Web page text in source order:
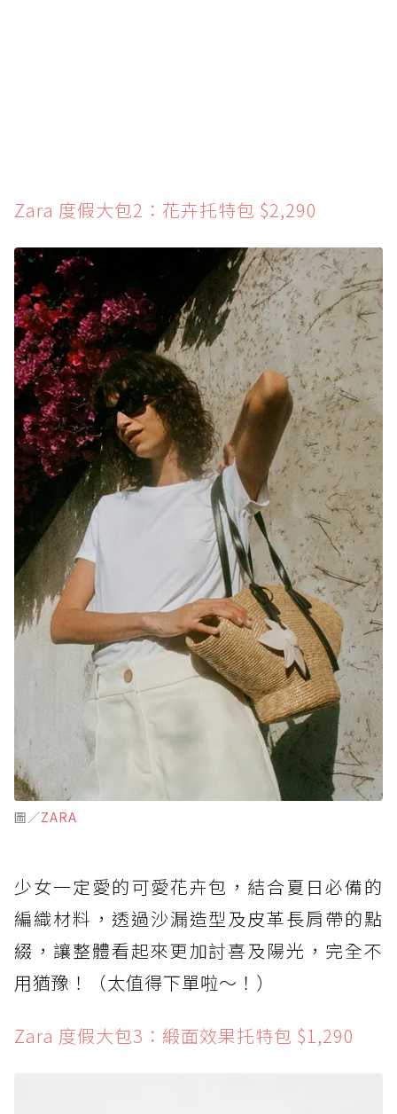
Zara 度假大包2：花卉托特包 $2,290
圖／ZARA
少女一定愛的可愛花卉包，結合夏日必備的
編織材料，透過沙漏造型及皮革長肩帶的點
綴，讓整體看起來更加討喜及陽光，完全不
用猶豫！（太值得下單啦～！）
Zara 度假大包3：緞面效果托特包 $1,290